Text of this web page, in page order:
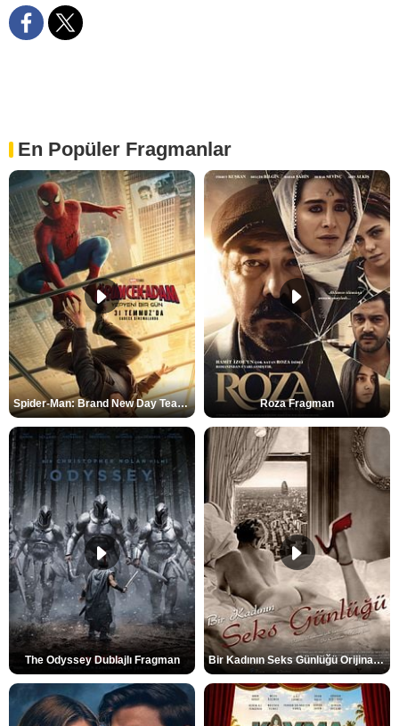
En Popüler Fragmanlar
Spider-Man: Brand New Day Teaser Roza Fragman
The Odyssey Dublajlı Fragman Bir Kadının Seks Günlüğü Orijinal Fragman